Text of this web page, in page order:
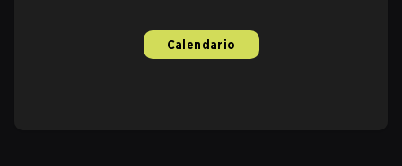
Calendario